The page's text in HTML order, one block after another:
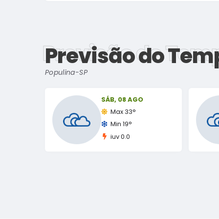
Previsão do
Populina-SP
Previsão do
SÁB 08 AGO
Max 33°
Min 19°
iuv 0.0